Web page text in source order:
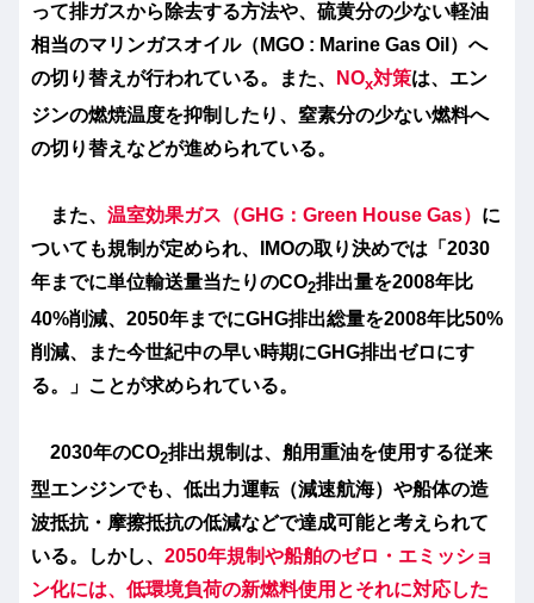
って排ガスから除去する方法や、硫黄分の少ない軽油
相当のマリンガスオイル（MGO : Marine Gas Oil）へ
の切り替えが行われている。また、
NOx対策は、エン
ジンの燃焼温度を抑制したり、窒素分の少ない燃料へ
の切り替えなどが進められている。
また、 温室効果ガス（GHG：Green House Gas） に
ついても規制が定められ、IMOの取り決めでは「2030
年までに単位輸送量当たりのCO2排出量を2008年比
40%削減、2050年までにGHG排出総量を2008年比50%
削減、また今世紀中の早い時期にGHG排出ゼロにす
る。」ことが求められている。
2030年のCO2排出規制は、舶用重油を使用する従来
型エンジンでも、低出力運転（減速航海）や船体の造
波抵抗・摩擦抵抗の低減などで達成可能と考えられて
いる。しかし、 2050年規制や船舶のゼロ・エミッショ
ン化には、低環境負荷の新燃料使用とそれに対応した